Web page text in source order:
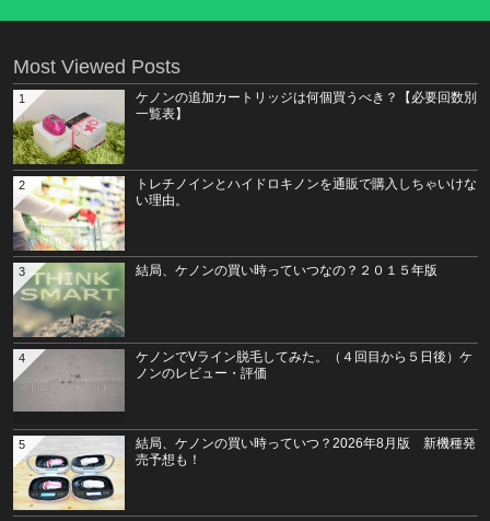
Most Viewed Posts
ケノンの追加カートリッジは何個買うべき？【必要回数別
一覧表】
1
トレチノインとハイドロキノンを通販で購入しちゃいけな
い理由。
2
結局、ケノンの買い時っていつなの？２０１５年版
3
ケノンでVライン脱毛してみた。（４回目から５日後）ケ
ノンのレビュー・評価
4
結局、ケノンの買い時っていつ？2026年8月版 新機種発
売予想も！
5